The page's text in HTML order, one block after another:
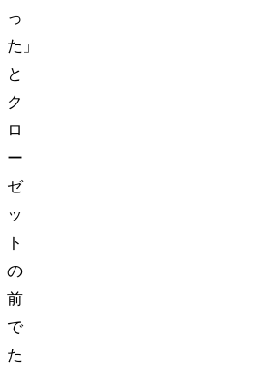
っ
た…」
と
ク
ロ
ー
ゼ
ッ
ト
の
前
で
た